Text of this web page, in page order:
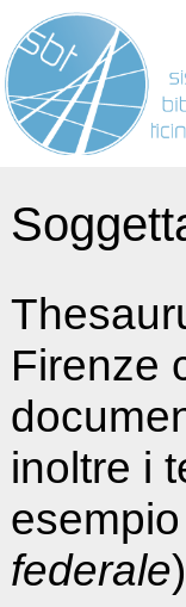
Firenze
inoltre i
federale